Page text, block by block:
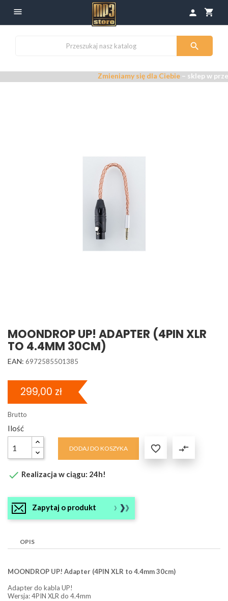
 shopping_cart
person

Zmieniamy się dla Ciebie– sklep w
MOONDROP UP! ADAPTER (4PIN XLR
TO 4.4MM 30CM)
EAN: 6972585501385
299,00 zł
Brutto
Ilość
DODAJ DO KOSZYKA  compare_arrows
 Realizacja w ciągu: 24h!
Zapytaj o produkt
OPIS
MOONDROP UP! Adapter (4PIN XLR to 4.4mm 30cm)
Adapter do kabla UP!
Wersja: 4PIN XLR do 4.4mm